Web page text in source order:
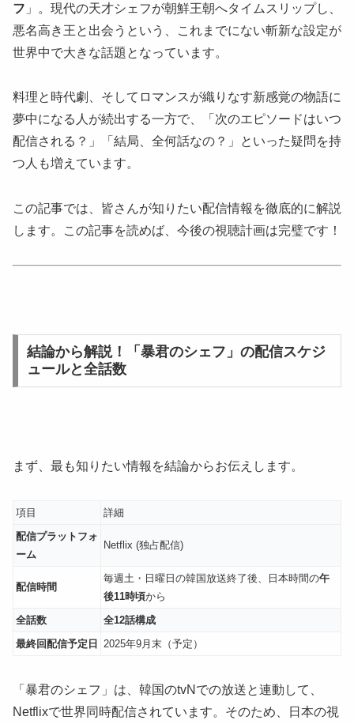
フ 」。現代の天才シェフが朝鮮王朝へタイムスリップし、
悪名高き王と出会うという、これまでにない斬新な設定が
世界中で大きな話題となっています。
料理と時代劇、そしてロマンスが織りなす新感覚の物語に
夢中になる人が続出する一方で、「次のエピソードはいつ
配信される？」「結局、全何話なの？」といった疑問を持
つ人も増えています。
この記事では、皆さんが知りたい配信情報を徹底的に解説
します。この記事を読めば、今後の視聴計画は完璧です！
結論から解説！「暴君のシェフ」の配信スケジ
ュールと全話数
まず、最も知りたい情報を結論からお伝えします。
項目
詳細
配信プラットフォ
ーム
Netflix (独占配信)
配信時間
毎週土・日曜日の韓国放送終了後、日本時間の午
後11時頃から
全話数
全12話構成
最終回配信予定日
2025年9月末（予定）
「暴君のシェフ」は、韓国のtvNでの放送と連動して、
Netflixで世界同時配信されています。そのため、日本の視